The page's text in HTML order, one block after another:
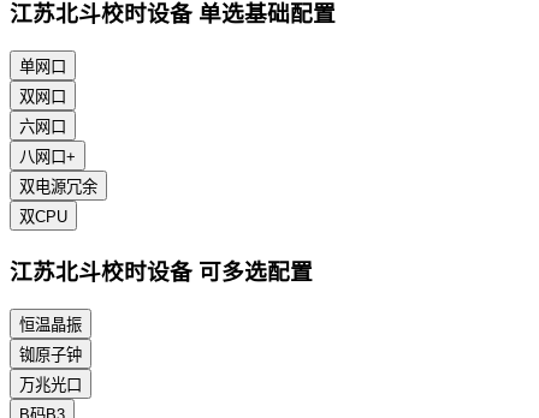
江苏北斗校时设备 单选基础配置
单网口
双网口
六网口
八网口+
双电源冗余
双CPU
江苏北斗校时设备 可多选配置
恒温晶振
铷原子钟
万兆光口
B码B3